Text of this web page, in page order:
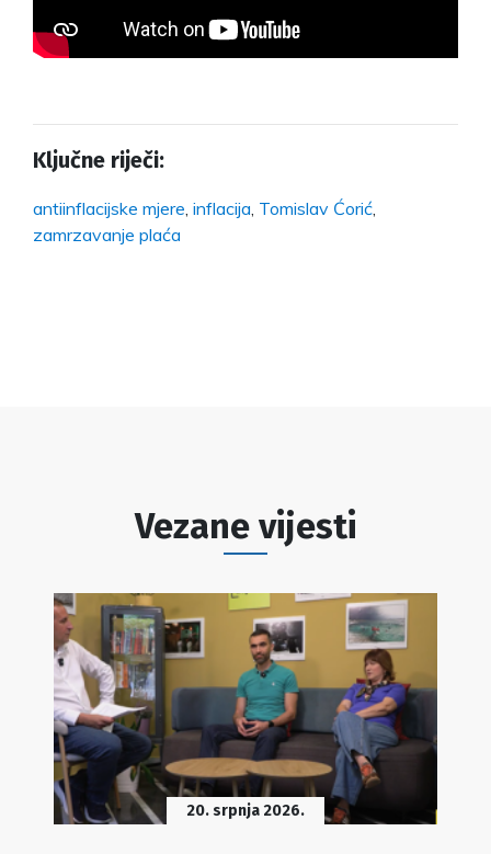
Ključne riječi:
antiinflacijske mjere inflacija Tomislav Ćorić
zamrzavanje plaća
Vezane vijesti
20. srpnja 2026.